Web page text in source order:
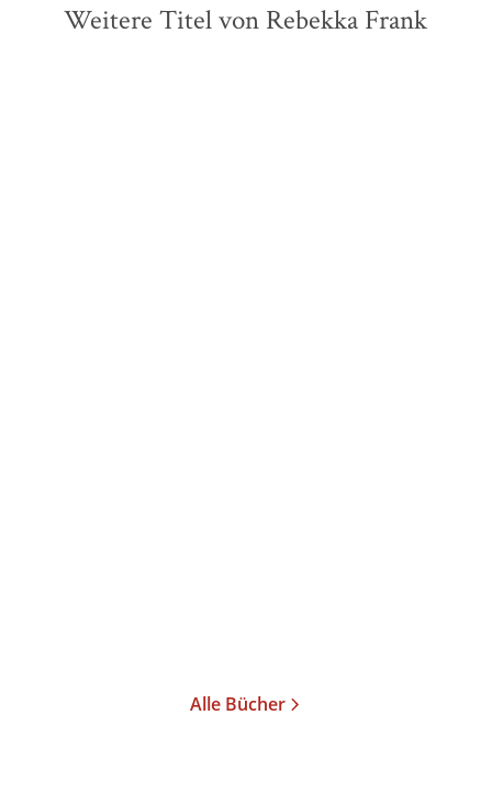
Weitere Titel von Rebekka Frank
Alle Bücher